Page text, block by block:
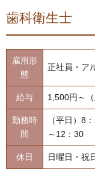
歯科衛生士
雇用形
態
正社員・ア
給与 1,500円～
勤務時
間
（平日）8
～12：30
休日 日曜日・祝